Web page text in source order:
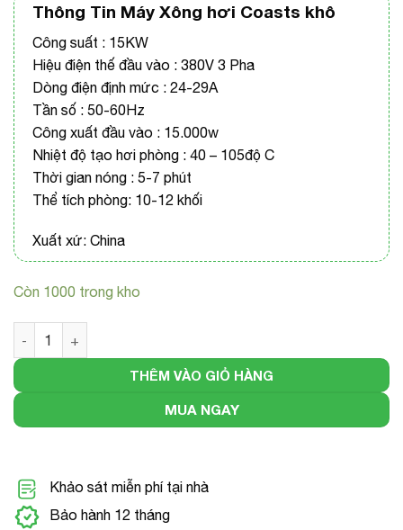
Thông Tin Máy Xông hơi Coasts khô
Công suất : 15KW
Hiệu điện thế đầu vào : 380V 3 Pha
Dòng điện định mức : 24-29A
Tần số : 50-60Hz
Công xuất đầu vào : 15.000w
Nhiệt độ tạo hơi phòng : 40 – 105độ C
Thời gian nóng : 5-7 phút
Thể tích phòng: 10-12 khối
Xuất xứ: China
Còn 1000 trong kho
Máy xông hơi khô Sauna Coasts 15kw số lượng
THÊM VÀO GIỎ HÀNG
MUA NGAY
Khảo sát miễn phí tại nhà
Bảo hành 12 tháng